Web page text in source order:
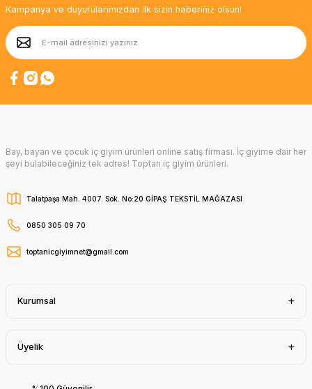
Kampanya ve duyurularımızdan ilk sizin haberiniz olsun!
Bay, bayan ve çocuk iç giyim ürünleri online satış firması. İç giyime dair her
şeyi bulabileceğiniz tek adres! Toptan iç giyim ürünleri.
Talatpaşa Mah. 4007. Sok. No:20 GİPAŞ TEKSTİL MAĞAZASI
0850 305 09 70
toptanicgiyimnet@gmail.com
Kurumsal
Üyelik